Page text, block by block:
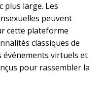
plus large. Les
peuvent
cette plateforme
classiques de
événements virtuels et
pour rassembler la